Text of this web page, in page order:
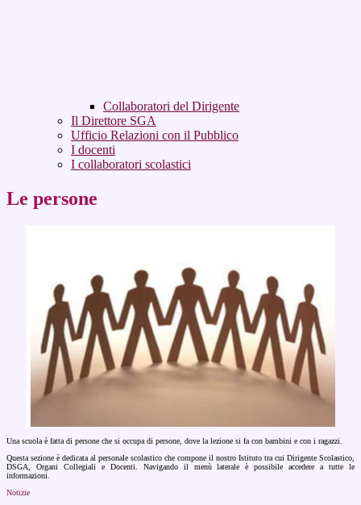
Collaboratori del Dirigente
Il Direttore SGA
Ufficio Relazioni con il Pubblico
I docenti
I collaboratori scolastici
Le persone
Una scuola è fatta di persone che si occupa di persone, dove la lezione si fa con bambini e con i ragazzi.
Questa sezione è dedicata al personale scolastico che compone il nostro Istituto tra cui Dirigente Scolastico,
DSGA, Organi Collegiali e Docenti. Navigando il menù laterale è possibile accedere a tutte le
informazioni.
Notizie